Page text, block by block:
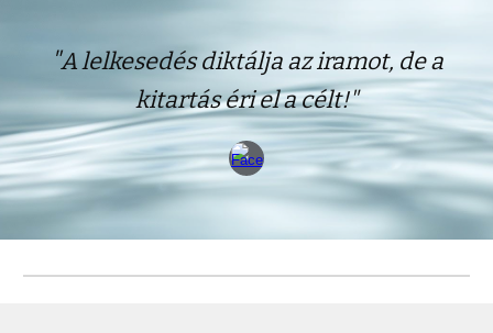
"A lelkesedés diktálja az iramot, de a
kitartás éri el a célt!"